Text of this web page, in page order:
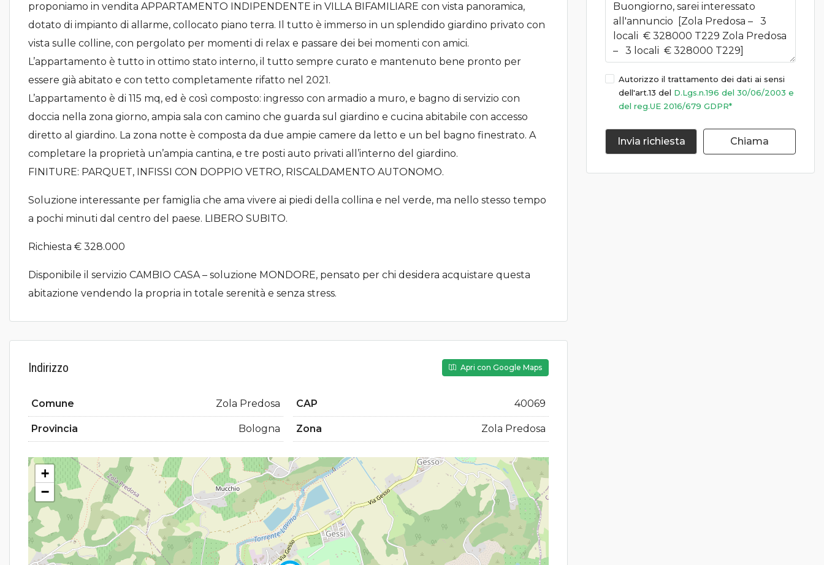
proponiamo in vendita APPARTAMENTO INDIPENDENTE in VILLA BIFAMILIARE con vista panoramica,
dotato di impianto di allarme, collocato piano terra. Il tutto è immerso in un splendido giardino privato con
vista sulle colline, con pergolato per momenti di relax e passare dei bei momenti con amici.
L’appartamento è tutto in ottimo stato interno, il tutto sempre curato e mantenuto bene pronto per
essere già abitato e con tetto completamente rifatto nel 2021.
L’appartamento è di 115 mq, ed è così composto: ingresso con armadio a muro, e bagno di servizio con
doccia nella zona giorno, ampia sala con camino che guarda sul giardino e cucina abitabile con accesso
diretto al giardino. La zona notte è composta da due ampie camere da letto e un bel bagno finestrato. A
completare la proprietà un’ampia cantina, e tre posti auto privati all’interno del giardino.
FINITURE: PARQUET, INFISSI CON DOPPIO VETRO, RISCALDAMENTO AUTONOMO.
Soluzione interessante per famiglia che ama vivere ai piedi della collina e nel verde, ma nello stesso tempo
a pochi minuti dal centro del paese. LIBERO SUBITO.
Richiesta € 328.000
Disponibile il servizio CAMBIO CASA – soluzione MONDORE, pensato per chi desidera acquistare questa
abitazione vendendo la propria in totale serenità e senza stress.
Indirizzo Apri con Google Maps
Comune Zola Predosa
Provincia Bologna
CAP 40069
Zona Zola Predosa
+
−
Autorizzo il trattamento dei dati ai sensi
dell'art.13 del D.Lgs.n.196 del 30/06/2003 e
del reg.UE 2016/679 GDPR*
Invia richiesta Chiama